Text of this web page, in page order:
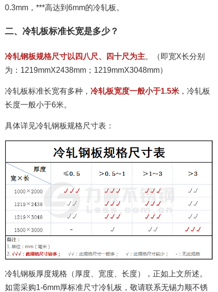
0.3mm，***高达到6mm的冷轧板。
二、冷轧板标准长宽是多少？
冷轧钢板规格尺寸以四八尺、四十尺为主。（即宽X长分别
为：1219mmX2438mm；1219mmX3048mm）
冷轧板标准长宽有多种， 冷轧板宽度一般小于1.5米 ，冷轧板
长度一般小于6米。
具体详见冷轧钢板规格尺寸表：
冷轧钢板厚度规格（厚度、宽度、长度），正如上文所述。
如需采购1-6mm厚标准尺寸冷轧板，敬请联系无锡力顺不锈